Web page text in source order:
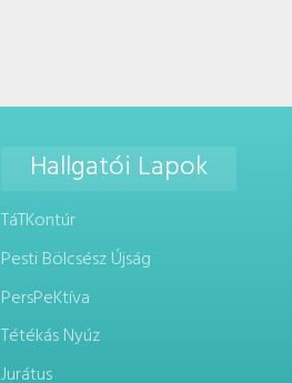
Hallgatói Lapok
TáTKontúr
Pesti Bölcsész Újság
PersPeKtíva
Tétékás Nyúz
Jurátus